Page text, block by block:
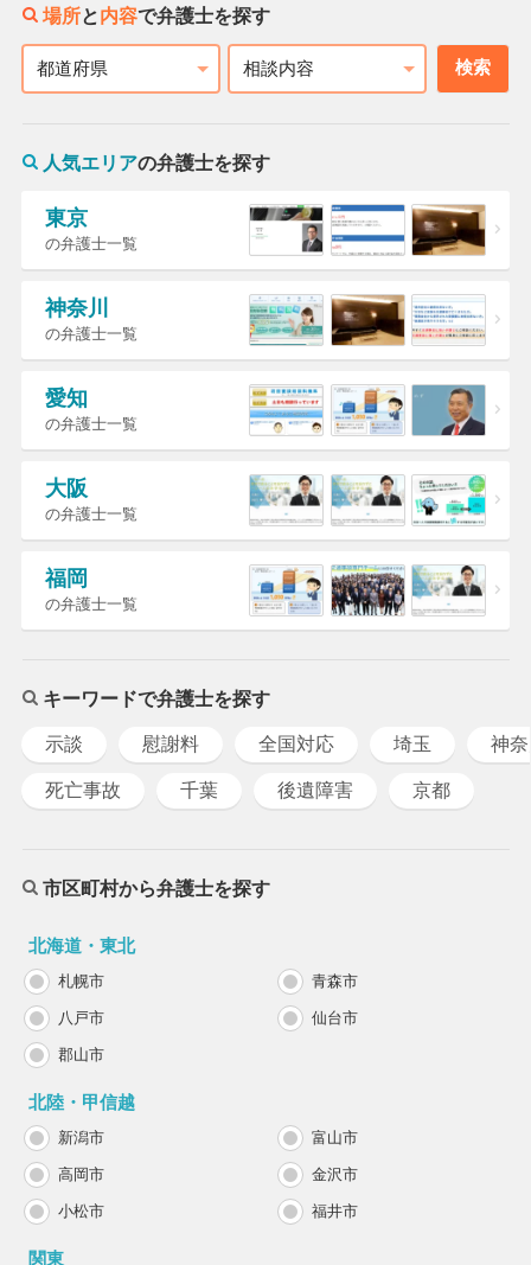
場所と内容で弁護士を探す
都道府県 相談内容 検索
人気エリアの弁護士を探す
東京
の弁護士一覧
神奈川
の弁護士一覧
愛知
の弁護士一覧
大阪
の弁護士一覧
福岡
の弁護士一覧
キーワードで弁護士を探す
示談 慰謝料 全国対応 埼玉 神
死亡事故 千葉 後遺障害 京都
市区町村から弁護士を探す
北海道・東北
札幌市 青森市
八戸市 仙台市
郡山市
北陸・甲信越
新潟市 富山市
高岡市 金沢市
小松市 福井市
関東